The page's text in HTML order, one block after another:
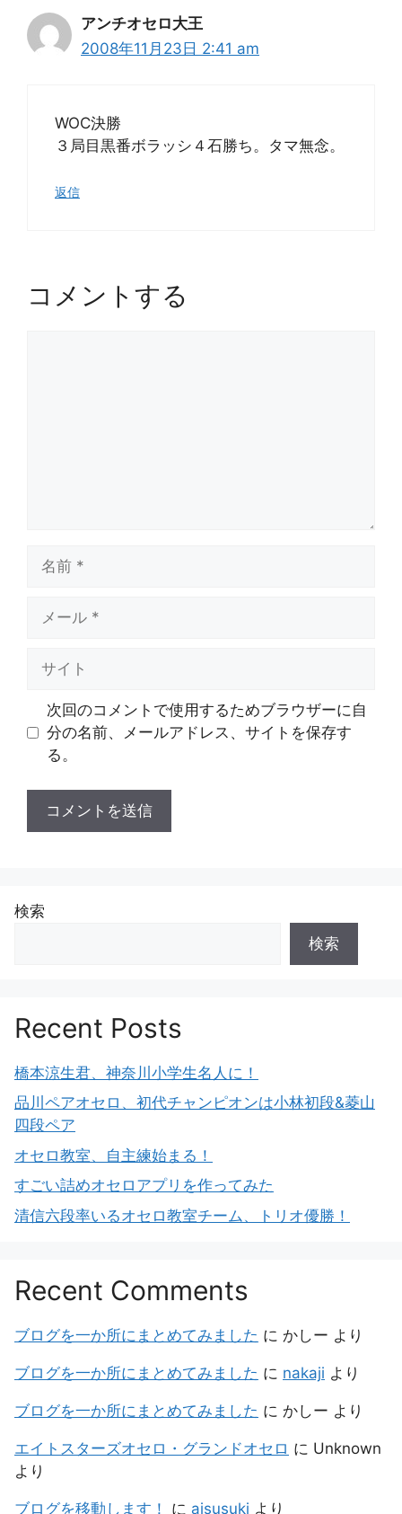
アンチオセロ大王
2008年11月23日 2:41 am
WOC決勝
３局目黒番ボラッシ４石勝ち。タマ無念。
返信
コメントする
次回のコメントで使用するためブラウザーに自
分の名前、メールアドレス、サイトを保存す
る。
検索
検索
Recent Posts
橋本涼生君、神奈川小学生名人に！
品川ペアオセロ、初代チャンピオンは小林初段&菱山
四段ペア
オセロ教室、自主練始まる！
すごい詰めオセロアプリを作ってみた
清信六段率いるオセロ教室チーム、トリオ優勝！
Recent Comments
ブログを一か所にまとめてみました に かしー より
ブログを一か所にまとめてみました に nakaji より
ブログを一か所にまとめてみました に かしー より
エイトスターズオセロ・グランドオセロ に Unknown
より
ブログを移動します！ に aisusuki より